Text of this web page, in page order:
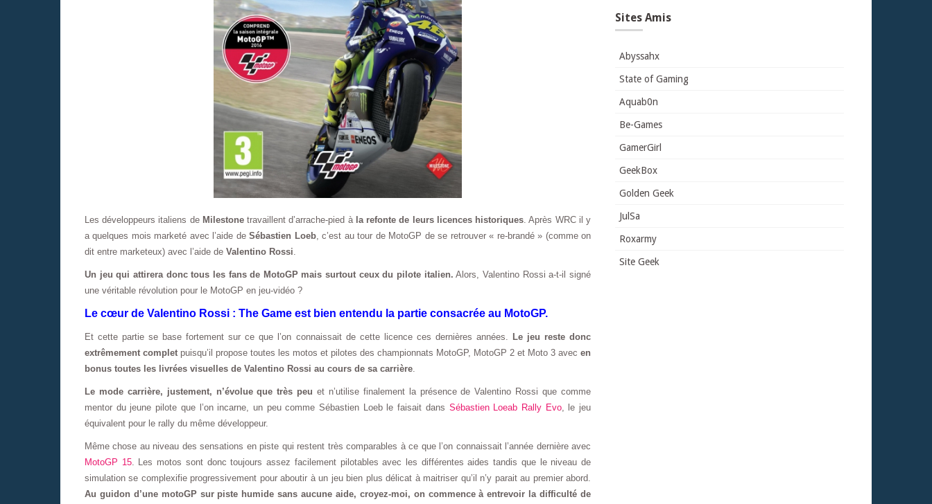
Les développeurs italiens de Milestonetravaillent d’arrache-pied à la refonte de leurs licences historiques. Après WRC il y
a quelques mois marketé avec l’aide deSébastien Loeb, c’est au tour de MotoGP de se retrouver « re-brandé » (comme on
dit entre marketeux) avec l’aide de Valentino Rossi.
Un jeu qui attirera donc tous les fans de MotoGP mais surtout ceux du pilote italien. Alors, Valentino Rossi a-t-il signé
une véritable révolution pour le MotoGP en jeu-vidéo ?
Le cœur de Valentino Rossi : The Game est bien entendu la partie consacrée au MotoGP.
Et cette partie se base fortement sur ce que l’on connaissait de cette licence ces dernières années. Le jeu reste donc
extrêmement complet puisqu’il propose toutes les motos et pilotes des championnats MotoGP, MotoGP 2 et Moto 3 avec en
bonus toutes les livrées visuelles de Valentino Rossi au cours de sa carrière.
Le mode carrière, justement, n’évolue que très peu et n’utilise finalement la présence de Valentino Rossi que comme
mentor du jeune pilote que l’on incarne, un peu comme Sébastien Loeb le faisait dans Sébastien Loeab Rally Evo, le jeu
équivalent pour le rally du même développeur.
Même chose au niveau des sensations en piste qui restent très comparables à ce que l’on connaissait l’année dernière avec
MotoGP 15. Les motos sont donc toujours assez facilement pilotables avec les différentes aides tandis que le niveau de
simulation se complexifie progressivement pour aboutir à un jeu bien plus délicat à maitriser qu’il n’y parait au premier abord.
Au guidon d’une motoGP sur piste humide sans aucune aide, croyez-moi, on commence à entrevoir la difficulté de
Sites Amis
Abyssahx
State of Gaming
Aquab0n
Be-Games
GamerGirl
GeekBox
Golden Geek
JulSa
Roxarmy
Site Geek